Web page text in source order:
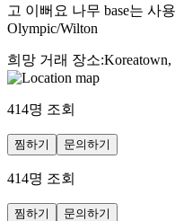
고 이뻐요 나무 base는 사
Olympic/Wilton
희망 거래 장소:Koreatown,
414명 조회
찜하기 문의하기
414명 조회
찜하기 문의하기